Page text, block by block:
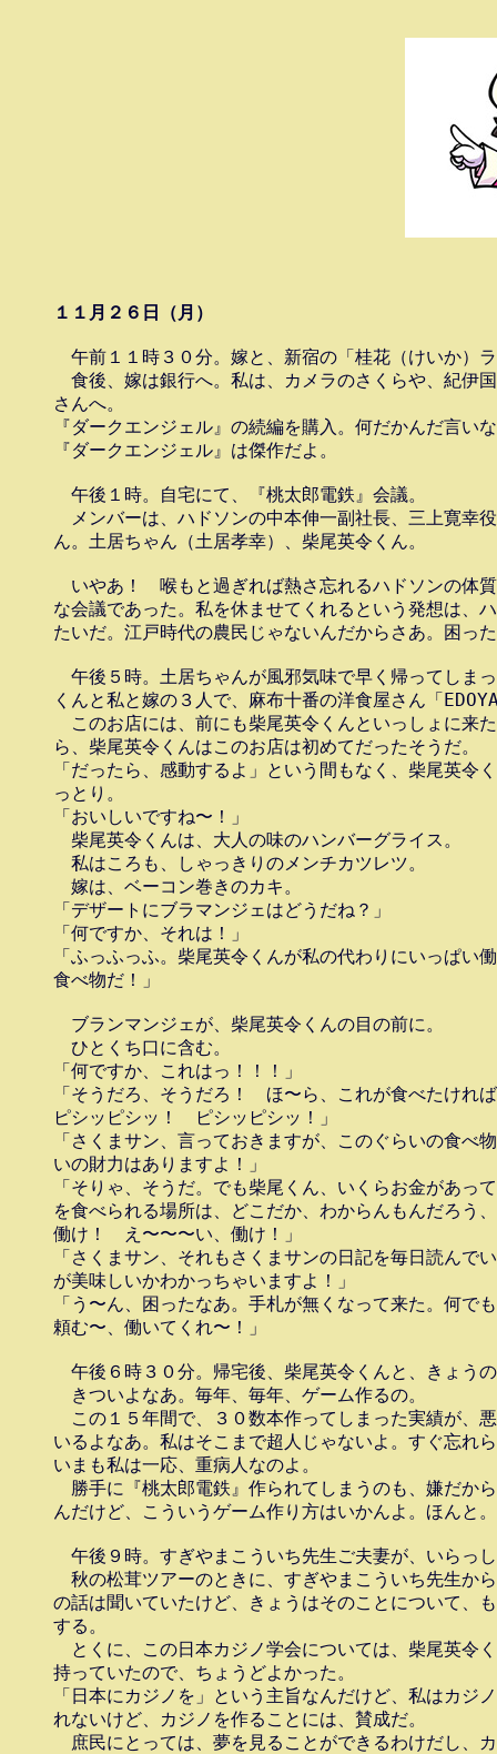
１１月２６日（月）
午前１１時３０分。嫁と、新宿の「桂花（けいか）
食後、嫁は銀行へ。私は、カメラのさくらや、紀伊
さんへ。
『ダークエンジェル』の続編を購入。何だかんだ言い
『ダークエンジェル』は傑作だよ。
午後１時。自宅にて、『桃太郎電鉄』会議。
メンバーは、ハドソンの中本伸一副社長、三上寛幸
ん。土居ちゃん（土居孝幸）、柴尾英令くん。
いやあ！　喉もと過ぎれば熱さ忘れるハドソンの体
な会議であった。私を休ませてくれるという発想は、
たいだ。江戸時代の農民じゃないんだからさあ。困っ
午後５時。土居ちゃんが風邪気味で早く帰ってしま
くんと私と嫁の３人で、麻布十番の洋食屋さん「
このお店には、前にも柴尾英令くんといっしょに来
ら、柴尾英令くんはこのお店は初めてだったそうだ。
「だったら、感動するよ」という間もなく、柴尾英令
っとり。
「おいしいですね〜！」
柴尾英令くんは、大人の味のハンバーグライス。
私はころも、しゃっきりのメンチカツレツ。
嫁は、ベーコン巻きのカキ。
「デザートにブラマンジェはどうだね？」
「何ですか、それは！」
「ふっふっふ。柴尾英令くんが私の代わりにいっぱい
食べ物だ！」
ブランマンジェが、柴尾英令くんの目の前に。
ひとくち口に含む。
「何ですか、これはっ！！！」
「そうだろ、そうだろ！　ほ〜ら、これが食べたけ
ピシッピシッ！　ピシッピシッ！」
「さくまサン、言っておきますが、このぐらいの食べ
いの財力はありますよ！」
「そりゃ、そうだ。でも柴尾くん、いくらお金があっ
を食べられる場所は、どこだか、わからんもんだろう
働け！　え〜〜〜い、働け！」
「さくまサン、それもさくまサンの日記を毎日読んで
が美味しいかわかっちゃいますよ！」
「う〜ん、困ったなあ。手札が無くなって来た。何
頼む〜、働いてくれ〜！」
午後６時３０分。帰宅後、柴尾英令くんと、きょう
きついよなあ。毎年、毎年、ゲーム作るの。
この１５年間で、３０数本作ってしまった実績が、
いるよなあ。私はそこまで超人じゃないよ。すぐ忘れ
いまも私は一応、重病人なのよ。
勝手に『桃太郎電鉄』作られてしまうのも、嫌だか
んだけど、こういうゲーム作り方はいかんよ。ほんと。
午後９時。すぎやまこういち先生ご夫妻が、いらっ
秋の松茸ツアーのときに、すぎやまこういち先生か
の話は聞いていたけど、きょうはそのことについて、
する。
とくに、この日本カジノ学会については、柴尾英令
持っていたので、ちょうどよかった。
「日本にカジノを」という主旨なんだけど、私はカジ
れないけど、カジノを作ることには、賛成だ。
庶民にとっては、夢を見ることができるわけだし、